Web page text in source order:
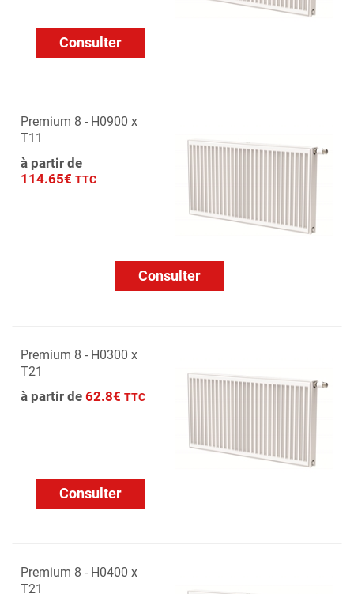
Consulter
Premium 8 - H0900 x
T11
à partir de
114.65€ TTC
Consulter
Premium 8 - H0300 x
T21
à partir de 62.8€ TTC
Consulter
Premium 8 - H0400 x
T21